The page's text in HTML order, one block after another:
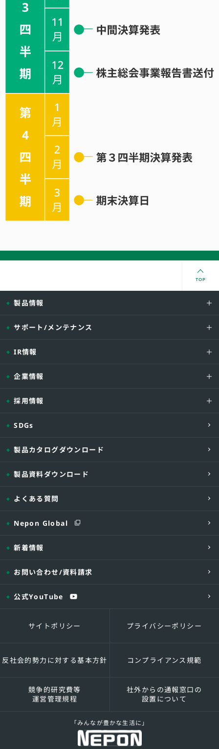
TOP
製品情報
サポート/メンテナンス
IR情報
企業情報
採用情報
SDGs
製品カタログダウンロード
製品資料ダウンロード
よくある質問
Nepon Global
新着情報
お問い合わせ/資料請求
公式YouTube
サイトポリシー プライバシーポリシー
反社会的勢力に対する基本方針 コンプライアンス規範
競争的研究費等
運営管理規程
社外からの通報窓口の
設置について
「みんなが豊かな生活に」